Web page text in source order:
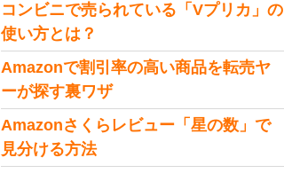
コンビニで売られている「Vプリカ」の
使い方とは？
Amazonで割引率の高い商品を転売ヤ
ーが探す裏ワザ
Amazonさくらレビュー「星の数」で
見分ける方法